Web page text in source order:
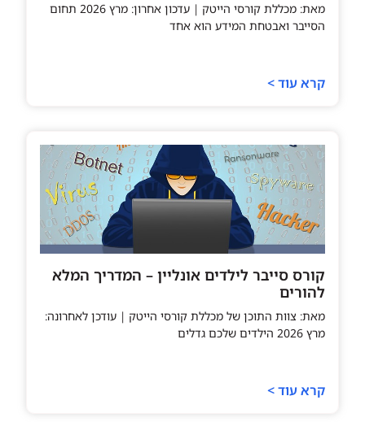
מאת: מכללת קורסי הייטק | עדכון אחרון: מרץ 2026 תחום
הסייבר ואבטחת המידע הוא אחד
קרא עוד >
קורס סייבר לילדים אונליין – המדריך המלא
להורים
מאת: צוות התוכן של מכללת קורסי הייטק | עודכן לאחרונה:
מרץ 2026 הילדים שלכם גדלים
קרא עוד >